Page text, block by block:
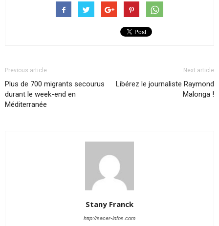
Previous article
Plus de 700 migrants secourus
durant le week-end en
Méditerranée
Next article
Libérez le journaliste Raymond
Malonga !
Stany Franck
http://sacer-infos.com